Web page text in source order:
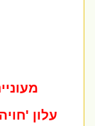
עלון